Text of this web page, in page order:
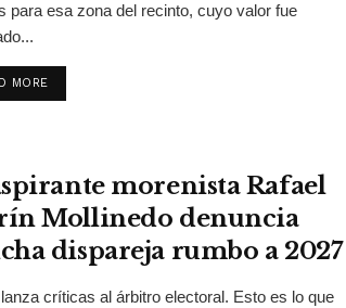
para esa zona del recinto, cuyo valor fue
MOREDETAILS
morenista Rafael
Mollinedo denuncia
dispareja rumbo a 2027
críticas al árbitro electoral. Esto es lo que